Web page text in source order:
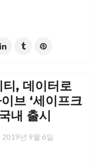
, 데이터로
브 ‘세이프크
내 출시
2019년 9월 6일